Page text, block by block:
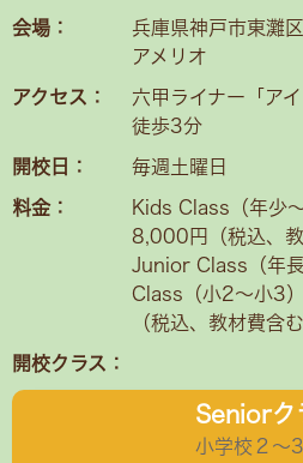
会場：
兵庫県神戸市東灘
アメリオ
アクセス：
六甲ライナー「ア
徒歩3分
開校日： 毎週土曜日
料金：
Kids Class（年少
8,000円（税込、教
Junior Class（年
Class（小2〜小3
（税込、教材費含む
開校クラス：
Seniorク
小学校２〜